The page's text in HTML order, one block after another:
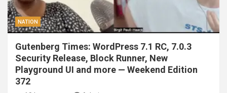
NATION
Gutenberg Times: WordPress 7.1 RC, 7.0.3
Security Release, Block Runner, New
Playground UI and more — Weekend Edition
372